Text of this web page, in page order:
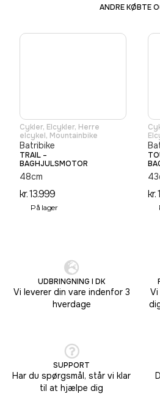
ANDRE KØBTE
Cykler, Elcykler, Herre
elcykel, Mountainbike
Batribike
TRAIL –
BAGHJULSMOTOR
48cm
kr.13.999
På lager
kr.
UDBRINGNING I DK
Vi leverer din vare indenfor 3
hverdage
SUPPORT
Har du spørgsmål, står vi klar
til at hjælpe dig